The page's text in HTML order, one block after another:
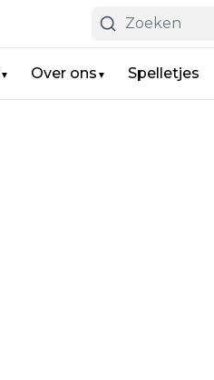
▼ Over ons ▼ Spelletjes